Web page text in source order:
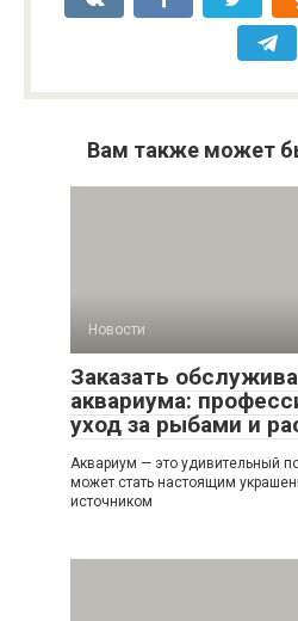
Вам также может
Новости
Заказать
аквариума:
уход за рыбами и
Аквариум — это удивительный
может стать настоящим
источником